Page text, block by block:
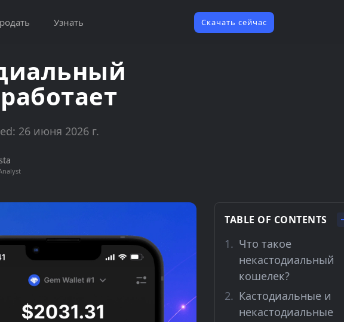
Узнать Скачать сейчас
26 июня 2026 г.
TABLE OF CONTENTS
Что такое
некастодиальный
кошелек?
Кастодиальные и
некастодиальные